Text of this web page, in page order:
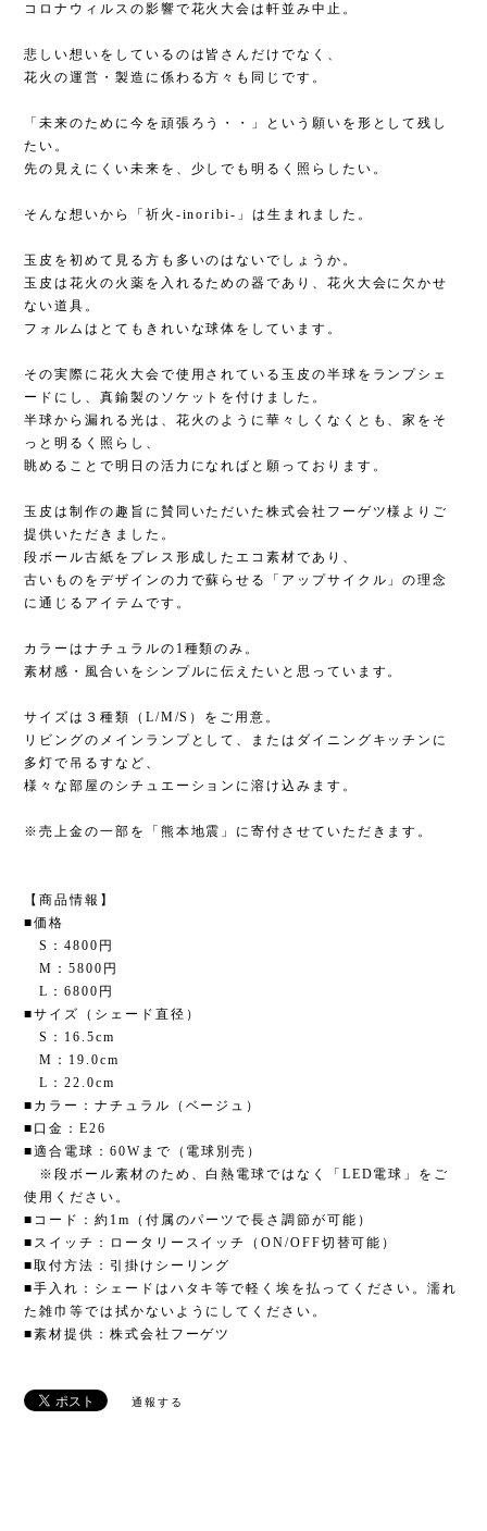
コロナウィルスの影響で花火大会は軒並み中止。
悲しい想いをしているのは皆さんだけでなく、
花火の運営・製造に係わる方々も同じです。
「未来のために今を頑張ろう・・」という願いを形として残し
たい。
先の見えにくい未来を、少しでも明るく照らしたい。
そんな想いから「祈火-inoribi-」は生まれました。
玉皮を初めて見る方も多いのはないでしょうか。
玉皮は花火の火薬を入れるための器であり、花火大会に欠かせ
ない道具。
フォルムはとてもきれいな球体をしています。
その実際に花火大会で使用されている玉皮の半球をランプシェ
ードにし、真鍮製のソケットを付けました。
半球から漏れる光は、花火のように華々しくなくとも、家をそ
っと明るく照らし、
眺めることで明日の活力になればと願っております。
玉皮は制作の趣旨に賛同いただいた株式会社フーゲツ様よりご
提供いただきました。
段ボール古紙をプレス形成したエコ素材であり、
古いものをデザインの力で蘇らせる「アップサイクル」の理念
に通じるアイテムです。
カラーはナチュラルの1種類のみ。
素材感・風合いをシンプルに伝えたいと思っています。
サイズは３種類（L/M/S）をご用意。
リビングのメインランプとして、またはダイニングキッチンに
多灯で吊るすなど、
様々な部屋のシチュエーションに溶け込みます。
※売上金の一部を「熊本地震」に寄付させていただきます。
【商品情報】
■価格
S：4800円
M：5800円
L：6800円
■サイズ（シェード直径）
S：16.5cm
M：19.0cm
L：22.0cm
■カラー：ナチュラル（ベージュ）
■口金：E26
■適合電球：60Wまで（電球別売）
※段ボール素材のため、白熱電球ではなく「LED電球」をご
使用ください。
■コード：約1m（付属のパーツで長さ調節が可能）
■スイッチ：ロータリースイッチ（ON/OFF切替可能）
■取付方法：引掛けシーリング
■手入れ：シェードはハタキ等で軽く埃を払ってください。濡れ
た雑巾等では拭かないようにしてください。
■素材提供：株式会社フーゲツ
通報する